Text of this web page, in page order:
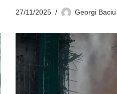
27/11/2025 Georgi Baciu